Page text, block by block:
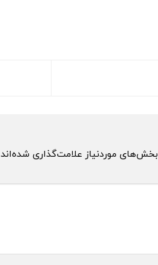
بخش‌های موردنیاز علامت‌گذاری شده‌اند